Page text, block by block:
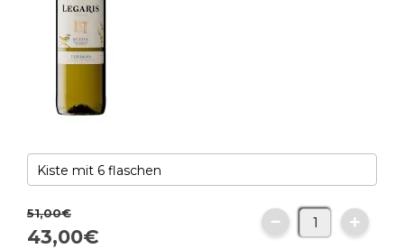
51,00€
43,00€